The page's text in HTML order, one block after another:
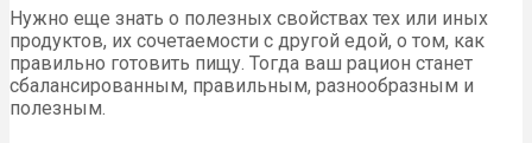
Нужно еще знать о полезных свойствах тех или иных
продуктов, их сочетаемости с другой едой, о том, как
правильно готовить пищу. Тогда ваш рацион станет
сбалансированным, правильным, разнообразным и
полезным.